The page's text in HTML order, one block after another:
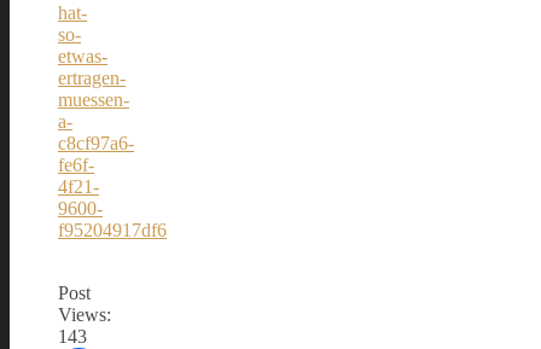
hat-
so-
etwas-
ertragen-
muessen-
a-
c8cf97a6-
fe6f-
4f21-
9600-
f95204917df6
Post
Views:
143